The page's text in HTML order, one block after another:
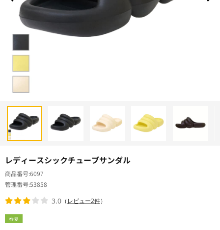
レディースシックチューブサンダル
春夏
商品番号6097
管理番号53858
3.0 （レビュー2件）